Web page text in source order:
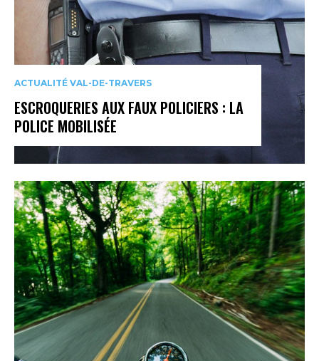
ACTUALITÉ VAL-DE-TRAVERS
ESCROQUERIES AUX FAUX POLICIERS : LA
POLICE MOBILISÉE